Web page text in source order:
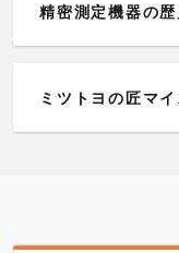
精密測定機器の歴
ミツトヨの匠マ